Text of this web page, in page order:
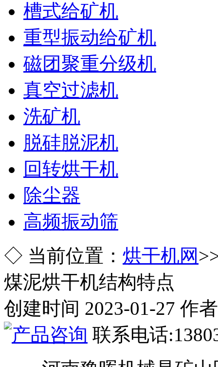
槽式给矿机
重型振动给矿机
磁团聚重分级机
真空过滤机
洗矿机
脱硅脱泥机
回转烘干机
除尘器
高频振动筛
◇ 当前位置： 烘干机网
煤泥烘干机结构特点
创建时间 2023-01-27 作
联系电话